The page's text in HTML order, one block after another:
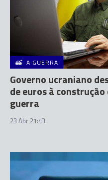
A GUERRA
Governo ucraniano
de euros à
guerra
23 Abr 21:43